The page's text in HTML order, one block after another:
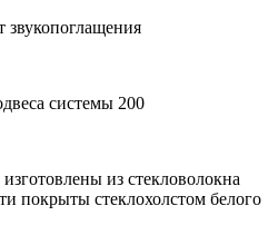
системы 200
из стекловолокна
покрыты стеклохолстом белого